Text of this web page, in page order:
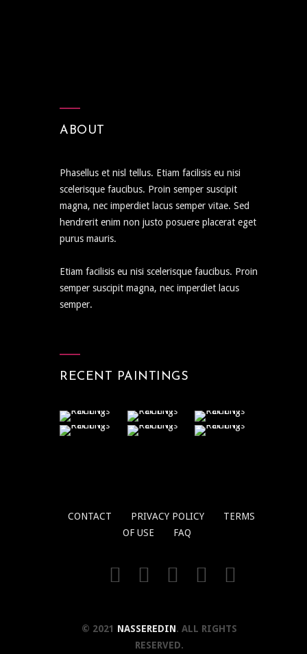
ABOUT
Phasellus et nisl tellus. Etiam facilisis eu nisi
scelerisque faucibus. Proin semper suscipit
magna, nec imperdiet lacus semper vitae. Sed
hendrerit enim non justo posuere placerat eget
purus mauris.
Etiam facilisis eu nisi scelerisque faucibus. Proin
semper suscipit magna, nec imperdiet lacus
semper.
RECENT PAINTINGS
CONTACT PRIVACY POLICY
TERMS
OF USE
FAQ
© 2021 NASSEREDIN. ALL RIGHTS
RESERVED.